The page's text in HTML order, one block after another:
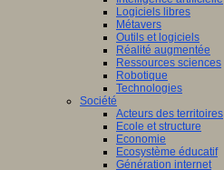
Logiciels libres
Métavers
Outils et logiciels
Réalité augmentée
Ressources sciences
Robotique
Technologies
Société
Acteurs des territoires
Ecole et structure
Economie
Ecosystème éducatif
Génération internet